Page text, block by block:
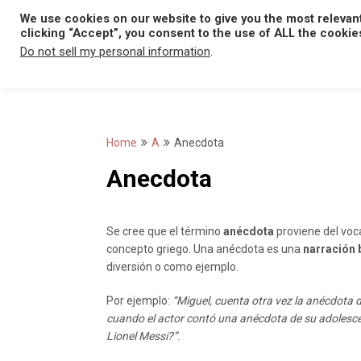
content
Home A Anecdota
Anecdota
Se cree que el término anécdota proviene del
concepto griego. Una anécdota es una narración
diversión o como ejemplo.
Por ejemplo: “Miguel, cuenta otra vez la anécdota
cuando el actor contó una anécdota de su
Lionel Messi?”.
We use cookies on our website to give you the most
clicking “Accept”, you consent to the use of ALL the
Do not sell my personal information.